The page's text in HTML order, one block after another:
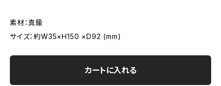
素材：真鍮
サイズ：約W35×H150 ×D92 (mm)
カートに入れる